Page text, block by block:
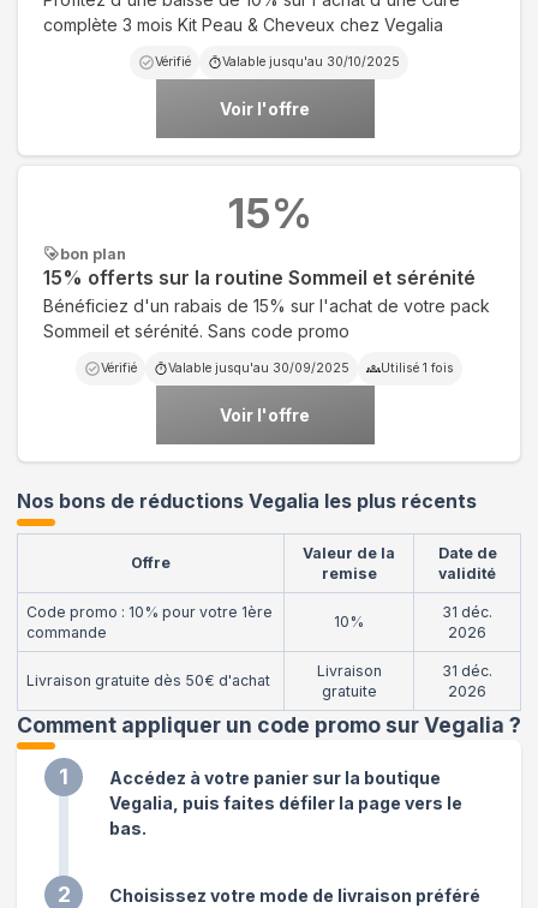
complète 3 mois Kit Peau & Cheveux chez Vegalia
Vérifié Valable jusqu'au 30/10/2025
Voir l'offre
bon plan
15% offerts sur la routine Sommeil et sérénité
Bénéficiez d'un rabais de 15% sur l'achat de votre pack
Sommeil et sérénité. Sans code promo
Vérifié Valable jusqu'au 30/09/2025 Utilisé 1 fois
Voir l'offre
15%
Nos bons de réductions Vegalia les plus récents
Offre
Valeur de la
remise
Date de
validité
Code promo : 10% pour votre 1ère
commande
10%
31 déc.
2026
Livraison gratuite dès 50€ d'achat
Livraison
gratuite
31 déc.
2026
Comment appliquer un code promo sur Vegalia ?
1
Accédez à votre panier sur la boutique
Vegalia, puis faites défiler la page vers le
bas.
2
Choisissez votre mode de livraison préféré